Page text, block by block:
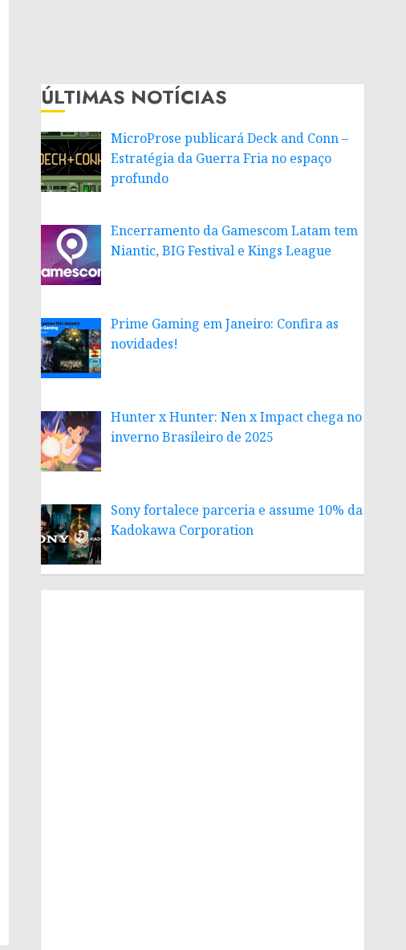
ÚLTIMAS NOTÍCIAS
MicroProse publicará Deck and Conn –
Estratégia da Guerra Fria no espaço
profundo
Encerramento da Gamescom Latam tem
Niantic, BIG Festival e Kings League
Prime Gaming em Janeiro: Confira as
novidades!
Hunter x Hunter: Nen x Impact chega no
inverno Brasileiro de 2025
Sony fortalece parceria e assume 10% da
Kadokawa Corporation